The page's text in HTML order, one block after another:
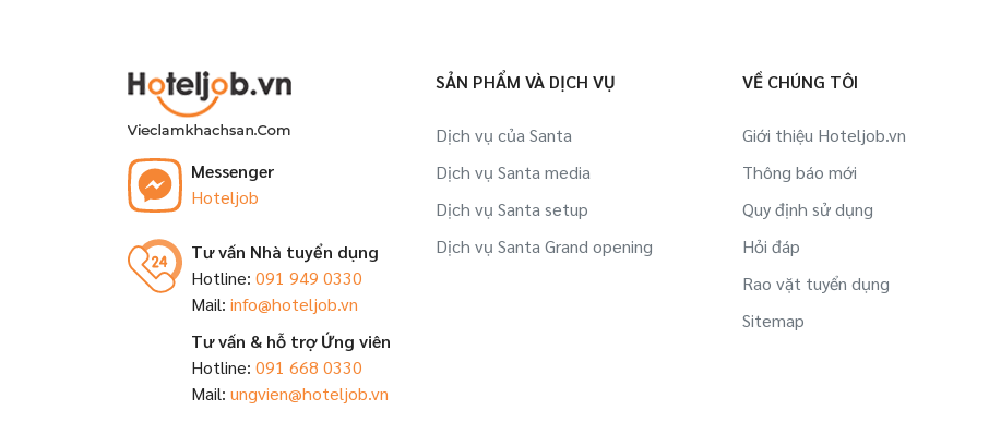
Messenger
Hoteljob
Tư vấn Nhà tuyển dụng
Hotline: 091 949 0330
Mail: info@hoteljob.vn
Tư vấn & hỗ trợ Ứng viên
Hotline: 091 668 0330
Mail: ungvien@hoteljob.vn
SẢN PHẨM VÀ DỊCH VỤ
Dịch vụ của Santa
Dịch vụ Santa media
Dịch vụ Santa setup
Dịch vụ Santa Grand opening
VỀ CHÚNG TÔI
Giới thiệu Hoteljob.vn
Thông báo mới
Quy định sử dụng
Hỏi đáp
Rao vặt tuyển dụng
Sitemap